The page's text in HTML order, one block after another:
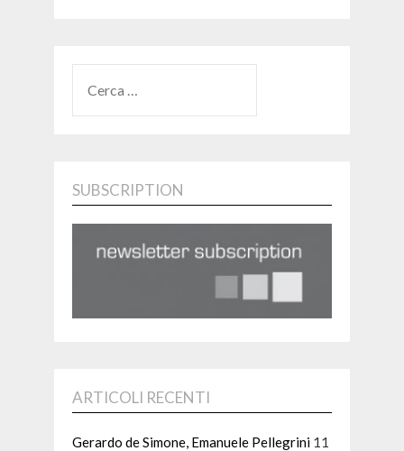
PER:
SUBSCRIPTION
ARTICOLI RECENTI
Gerardo de Simone, Emanuele Pellegrini 11